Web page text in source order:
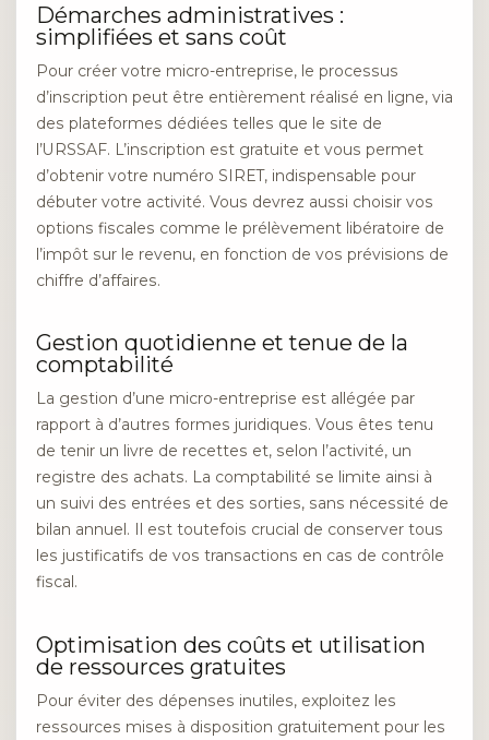
Démarches administratives :
simplifiées et sans coût
Pour créer votre micro-entreprise, le processus
d’inscription peut être entièrement réalisé en ligne, via
des plateformes dédiées telles que le site de
l’URSSAF. L’inscription est gratuite et vous permet
d’obtenir votre numéro SIRET, indispensable pour
débuter votre activité. Vous devrez aussi choisir vos
options fiscales comme le prélèvement libératoire de
l’impôt sur le revenu, en fonction de vos prévisions de
chiffre d’affaires.
Gestion quotidienne et tenue de la
comptabilité
La gestion d’une micro-entreprise est allégée par
rapport à d’autres formes juridiques. Vous êtes tenu
de tenir un livre de recettes et, selon l’activité, un
registre des achats. La comptabilité se limite ainsi à
un suivi des entrées et des sorties, sans nécessité de
bilan annuel. Il est toutefois crucial de conserver tous
les justificatifs de vos transactions en cas de contrôle
fiscal.
Optimisation des coûts et utilisation
de ressources gratuites
Pour éviter des dépenses inutiles, exploitez les
ressources mises à disposition gratuitement pour les